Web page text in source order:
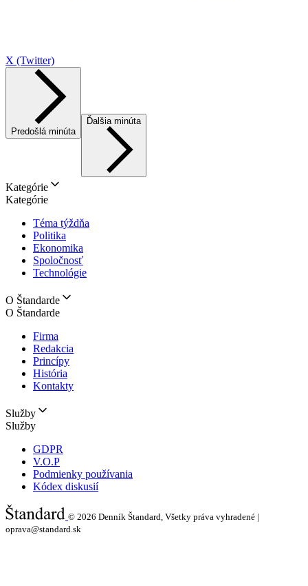
X (Twitter)
Predošlá minúta
Ďalšia minúta
Kategórie
Kategórie
Téma týždňa
Politika
Ekonomika
Spoločnosť
Technológie
O Štandarde
O Štandarde
Firma
Redakcia
Princípy
História
Kontakty
Služby
Služby
GDPR
V.O.P
Podmienky používania
Kódex diskusií
© 2026 Denník Štandard, Všetky práva vyhradené |
oprava@standard.sk